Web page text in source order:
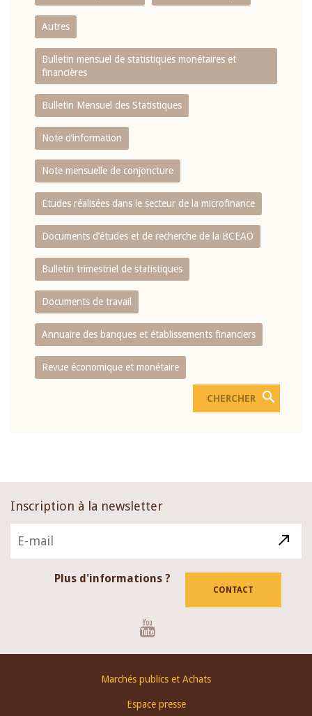
Autres
Bulletin mensuel de statistiques monétaires et
financières
Bulletin Mensuel des Statistiques
Note d’information
Note mensuelle de conjoncture
Etudes réalisées dans le secteur de la microfinance
Documents d’études et de recherche de la BCEAO
Bulletin trimestriel de statistiques
Documents de travail
Annuaire des banques et établissements financiers
Revue économique et monétaire
Inscription à la newsletter
Plus d'informations ?
CONTACT
Marchés publics et Achats
Espace presse